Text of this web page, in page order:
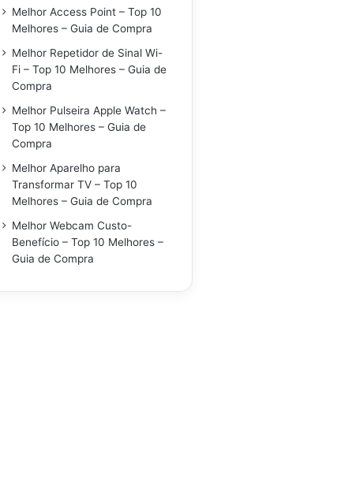
Melhor Access Point – Top 10
Melhores – Guia de Compra
Melhor Repetidor de Sinal Wi-
Fi – Top 10 Melhores – Guia de
Compra
Melhor Pulseira Apple Watch –
Top 10 Melhores – Guia de
Compra
Melhor Aparelho para
Transformar TV – Top 10
Melhores – Guia de Compra
Melhor Webcam Custo-
Benefício – Top 10 Melhores –
Guia de Compra